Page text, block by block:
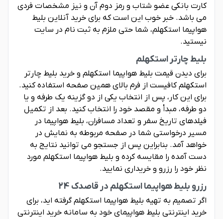
کارت بانکی عضو شتاب و رمز دوم آن و نیز مشخصات فردی
می باشد. خبر خوب این است که برای خرید آنلاین بلیط
هواپیما استکهلم، شما حتی ملزم به ثبت نام در سایت
نیستید.
بلیط چارتر استکهلم
برای دیدن قیمت بلیط هواپیما استکهلم و خرید بلیط چارتر
استکهلم کافیست از فرم بالای همین صفحه استفاده کنید.
برای این کار، پس از انتخاب یکی از دو گزینه یک طرفه و یا
دو طرفه، مبدأ و مقصد خود را انتخاب کنید. بعد از تکمیل
فیلدهای تاریخ سفر و تعداد مسافران، بلیط هواپیما در
مسیر درخواستی شما در صفحه مربوطه به نمایش در
خواهد آمد. بنابراین پس از جستجو می توانید نتایج به
دست آمده را مقایسه کرده و بلیط هواپیما استکهلم مورد
نظر خود را رزرو و خریداری نمایید.
رزرو بلیط هواپیما استکهلم در قاصدک 24
اگر تصمیم به تهیه بلیط هواپیما استکهلم گرفته اید، برای
خرید اینترنتی بلیط هواپیمای خود به سامانه خرید اینترنتی